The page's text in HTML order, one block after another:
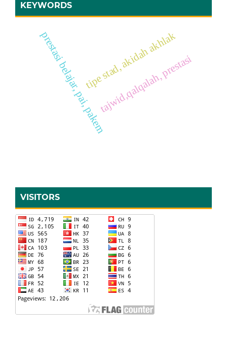
KEYWORDS
prestasi belajar, pai, pakemtipe stad, akidah akhlak
tajwid,qalqalah, prestasi
VISITORS